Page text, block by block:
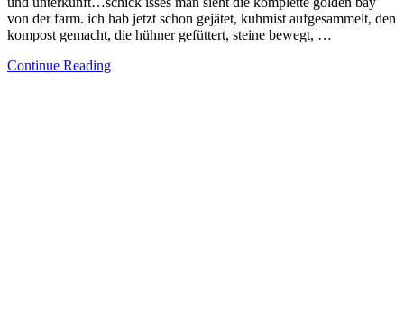
von der farm. ich hab jetzt schon gejätet, kuhmist aufgesammelt, den
kompost gemacht, die hühner gefüttert, steine bewegt, …
Continue Reading